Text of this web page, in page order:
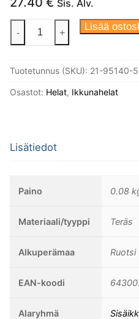
Sis. Alv.
Kääntösuljin,
55x26mm,
teräs.
Malli
vastakappaleen
ruuvit.
määrä
- + Lisää
Tuotetunnus (SKU): 21-95140-
Osastot: Helat, Ikkunahelat
Lisätiedot
Paino 0.08
Materiaali/tyyppi Teräs
Alkuperämaa Ruotsi
EAN-koodi
Alaryhmä